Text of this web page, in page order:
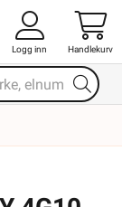
Logg inn Handlekurv